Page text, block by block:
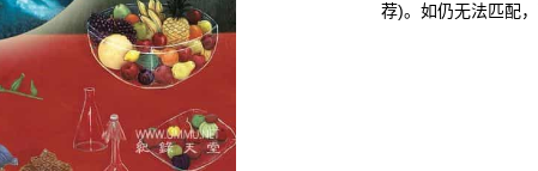
荐)。如仍无法匹配